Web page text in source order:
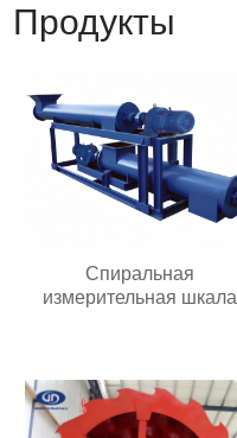
Продукты
Спиральная
измерительная шкала